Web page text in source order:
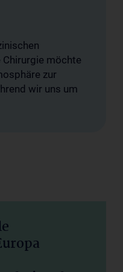
möchte
zur
wir uns um